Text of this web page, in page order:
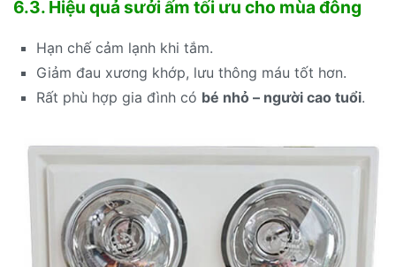
6.3. Hiệu quả sưởi ấm tối ưu cho mùa đông
Hạn chế cảm lạnh khi tắm.
Giảm đau xương khớp, lưu thông máu tốt hơn.
Rất phù hợp gia đình có bé nhỏ – người cao tuổi.